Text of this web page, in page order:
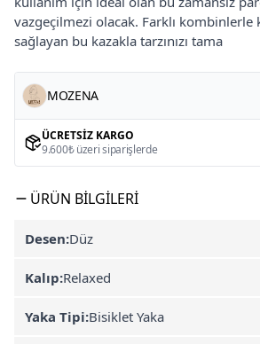
vazgeçilmezi olacak. Farklı kombinlerle
sağlayan bu kazakla tarzınızı tama
MOZENA
ÜCRETSIZ KARGO
9.600₺ üzeri siparişlerde
ÜRÜN BILGILERI
Desen:Düz
Kalıp:Relaxed
Yaka Tipi:Bisiklet Yaka